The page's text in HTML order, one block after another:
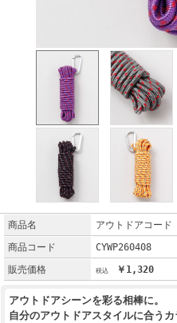
商品名
アウトドアコード
商品コード
CYWP260408
販売価格
￥1,320
アウトドアシーンを彩る相棒に。
自分のアウトドアスタイルに合うカ